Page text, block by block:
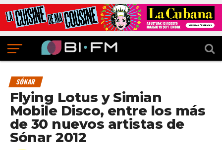
SÓNAR
Flying Lotus y Simian
Mobile Disco, entre los más
de 30 nuevos artistas de
Sónar 2012